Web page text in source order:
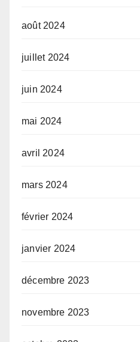
août 2024
juillet 2024
juin 2024
mai 2024
avril 2024
mars 2024
février 2024
janvier 2024
décembre 2023
novembre 2023